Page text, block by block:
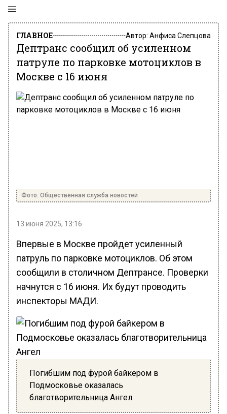
ГЛАВНОЕ Автор: Анфиса Слепцова
Дептранс сообщил об усиленном
патруле по парковке мотоциклов в
Москве с 16 июня
Фото: Общественная служба новостей
13 июня 2025, 13:16
Впервые в Москве пройдет усиленный
патруль по парковке мотоциклов. Об этом
сообщили в столичном Дептрансе. Проверки
начнутся с 16 июня. Их будут проводить
инспекторы МАДИ.
Погибшим под фурой байкером в
Подмосковье оказалась
благотворительница Ангел